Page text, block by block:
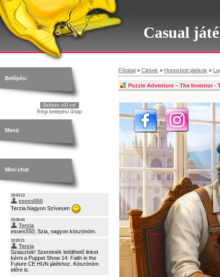
Casual
Belépés:
Belépés uID-vel
Régi belépési űrlap
Menü
Mini-chat
Főoldal » Cikkek » Honosított játékok »
Puzzle Adventure – The Inventor -